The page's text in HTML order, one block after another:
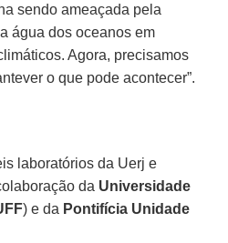
sendo ameaçada pela
água dos oceanos em
Agora, precisamos
o que pode acontecer”.
laboratórios da Uerj e
da Universidade
) e da Pontifícia Unidade